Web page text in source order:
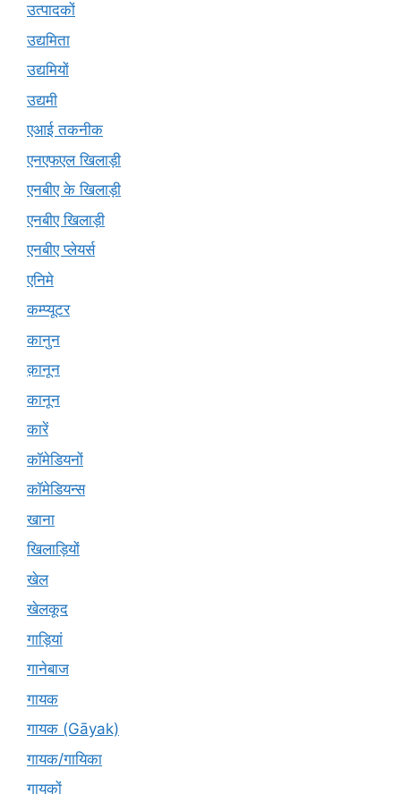
उत्पादकों
उद्यमिता
उद्यमियों
उद्यमी
एआई तकनीक
एनएफएल खिलाड़ी
एनबीए के खिलाड़ी
एनबीए खिलाड़ी
एनबीए प्लेयर्स
एनिमे
कम्प्यूटर
कानुन
क़ानून
कानून
कारें
कॉमेडियनों
कॉमेडियन्स
खाना
खिलाड़ियों
खेल
खेलकूद
गाड़ियां
गानेबाज
गायक
गायक (Gāyak)
गायक/गायिका
गायकों